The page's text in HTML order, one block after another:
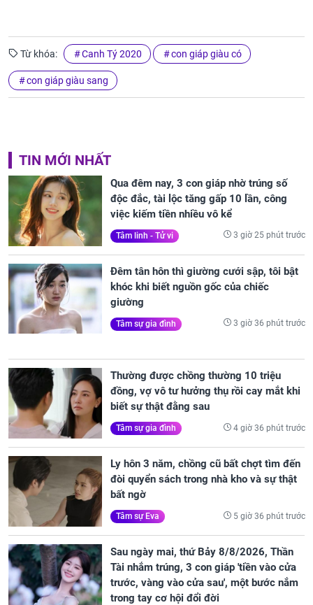
Từ khóa: Canh Tý 2020 con giáp giàu có
con giáp giàu sang
TIN MỚI NHẤT
Qua đêm nay, 3 con giáp nhờ trúng số
độc đắc, tài lộc tăng gấp 10 lần, công
việc kiếm tiền nhiều vô kể
Tâm linh - Tử vi 3 giờ 25 phút trước
Đêm tân hôn thì giường cưới sập, tôi bật
khóc khi biết nguồn gốc của chiếc
giường
Tâm sự gia đình 3 giờ 36 phút trước
Thường được chồng thường 10 triệu
đồng, vợ vô tư hưởng thụ rồi cay mắt khi
biết sự thật đằng sau
Tâm sự gia đình 4 giờ 36 phút trước
Ly hôn 3 năm, chồng cũ bất chợt tìm đến
đòi quyển sách trong nhà kho và sự thật
bất ngờ
Tâm sự Eva 5 giờ 36 phút trước
Sau ngày mai, thứ Bảy 8/8/2026, Thần
Tài nhắm trúng, 3 con giáp 'tiền vào cửa
trước, vàng vào cửa sau', một bước nắm
trong tay cơ hội đổi đời